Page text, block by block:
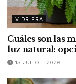
VIDRIERA
Cuáles son las
luz natural:
13 JULIO - 2026